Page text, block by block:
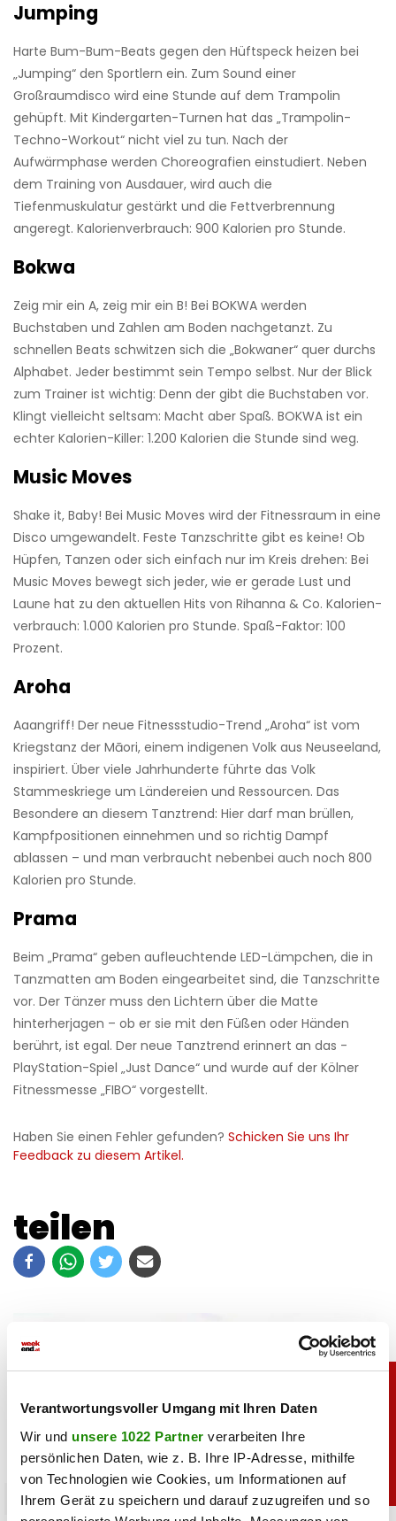
Verantwortungsvoller Umgang mit Ihren Daten
Wir und unsere 1022 Partner verarbeiten Ihre
persönlichen Daten, wie z. B. Ihre IP-Adresse, mithilfe
von Technologien wie Cookies, um Informationen auf
Ihrem Gerät zu speichern und darauf zuzugreifen und so
Jumping
Harte Bum-Bum-Beats gegen den Hüftspeck heizen bei
„Jumping“ den Sportlern ein. Zum Sound einer
Großraumdisco wird eine Stunde auf dem Trampolin
gehüpft. Mit Kindergarten-Turnen hat das „Trampolin-
Techno-Workout“ nicht viel zu tun. Nach der
Aufwärmphase werden Choreografien einstudiert. Neben
dem Training von Ausdauer, wird auch die
Tiefenmuskulatur gestärkt und die Fettverbrennung
angeregt. Kalorienverbrauch: 900 Kalorien pro Stunde.
Bokwa
Zeig mir ein A, zeig mir ein B! Bei BOKWA werden
Buchstaben und Zahlen am Boden nachgetanzt. Zu
schnellen Beats schwitzen sich die „Bokwaner“ quer durchs
Alphabet. Jeder bestimmt sein Tempo selbst. Nur der Blick
zum Trainer ist wichtig: Denn der gibt die Buchstaben vor.
Klingt vielleicht seltsam: Macht aber Spaß. BOKWA ist ein
echter Kalorien-Killer: 1.200 Kalorien die Stunde sind weg.
Music Moves
Shake it, Baby! Bei Music Moves wird der Fitnessraum in eine
Disco umgewandelt. Feste Tanzschritte gibt es keine! Ob
Hüpfen, Tanzen oder sich einfach nur im Kreis drehen: Bei
Music Moves bewegt sich ­jeder, wie er gerade Lust und
Laune hat zu den aktuellen Hits von Rihanna & Co. Kalorien­
verbrauch: 1.000 Kalorien pro Stunde. Spaß-Faktor: 100
Prozent.
Aroha
Aaangriff! Der neue Fitnessstudio-Trend „Aroha“ ist vom
Kriegstanz der Māori, einem indigenen Volk aus Neuseeland,
inspiriert. Über viele Jahrhunderte führte das Volk
Stammeskriege um Ländereien und Ressourcen. Das
Besondere an diesem Tanztrend: Hier darf man brüllen,
Kampfpositionen einnehmen und so ­richtig Dampf
ablassen – und man verbraucht nebenbei auch noch 800
Kalorien pro Stunde.
Prama
Beim „Prama“ geben aufleuchtende LED-Lämpchen, die in
Tanzmatten am Boden eingearbeitet sind, die Tanzschritte
vor. Der Tänzer muss den Lichtern über die Matte
hinterherjagen – ob er sie mit den Füßen oder Händen
berührt, ist egal. Der neue Tanztrend erinnert an das ­
PlayStation-Spiel „Just Dance“ und wurde auf der Kölner
Fitnessmesse „FIBO“ vorgestellt.
Haben Sie einen Fehler gefunden? Schicken Sie uns Ihr
Feedback zu diesem Artikel.
teilen
sport